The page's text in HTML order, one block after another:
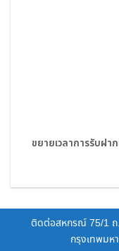
ขยายเวลาการรับฝ
ติดต่อสหกรณ์ 75/1 ถ.
กรุงเทพมห